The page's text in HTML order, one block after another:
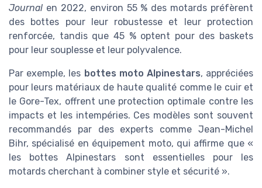
Journal en 2022, environ 55 % des motards préfèrent
des bottes pour leur robustesse et leur protection
renforcée, tandis que 45 % optent pour des baskets
pour leur souplesse et leur polyvalence.
Par exemple, les bottes moto Alpinestars, appréciées
pour leurs matériaux de haute qualité comme le cuir et
le Gore-Tex, offrent une protection optimale contre les
impacts et les intempéries. Ces modèles sont souvent
recommandés par des experts comme Jean-Michel
Bihr, spécialisé en équipement moto, qui affirme que «
les bottes Alpinestars sont essentielles pour les
motards cherchant à combiner style et sécurité ».